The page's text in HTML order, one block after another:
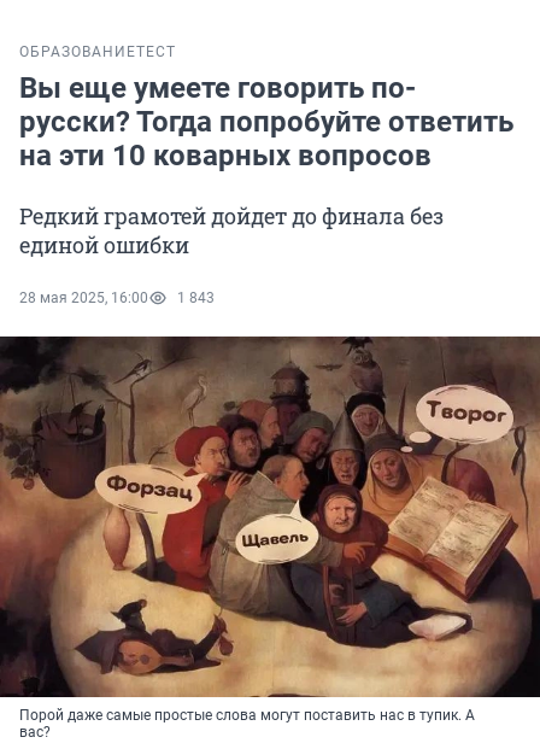
ОБРАЗОВАНИЕТЕСТ
Вы еще умеете говорить по-
русски? Тогда попробуйте ответить
на эти 10 коварных вопросов
Редкий грамотей дойдет до финала без
единой ошибки
28 мая 2025, 16:00 1 843
Порой даже самые простые слова могут поставить нас в тупик. А
вас?